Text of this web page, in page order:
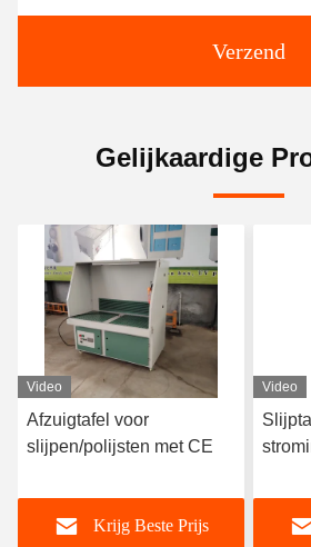
Verzend
Gelijkaardige
Video
Afzuigtafel voor
slijpen/polijsten met CE
Krijg Beste Prijs
Video